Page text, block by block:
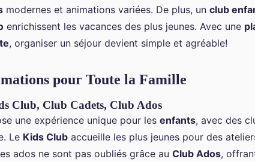
modernes et animations variées. De plus, un club
enrichissent les vacances des plus jeunes. Avec une
, organiser un séjour devient simple et agréable!
pour Toute la Famille
Club, Club Cadets, Club Ados
une expérience unique pour les enfants, avec des
Le Kids Club accueille les plus jeunes pour des
ados ne sont pas oubliés grâce au Club Ados,